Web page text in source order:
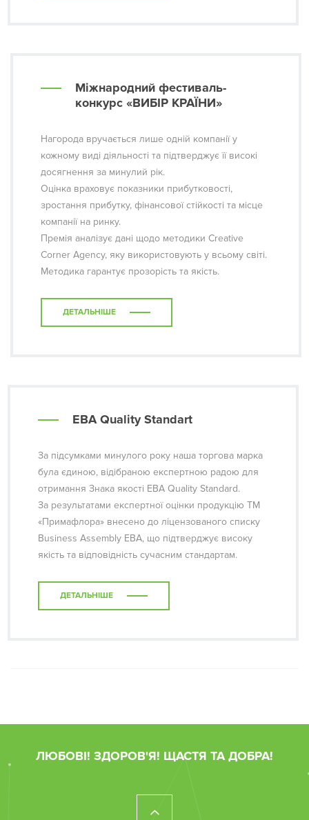
Міжнародний фестиваль-
конкурс «ВИБІР КРАЇНИ»
Нагорода вручається лише одній компанії у
кожному виді діяльності та підтверджує її високі
досягнення за минулий рік.
Оцінка враховує показники прибутковості,
зростання прибутку, фінансової стійкості та місце
компанії на ринку.
Премія аналізує дані щодо методики Creative
Corner Agency, яку використовують у всьому світі.
Методика гарантує прозорість та якість.
ДЕТАЛЬНІШЕ
EBA Quality Standart
За підсумками минулого року наша торгова марка
була єдиною, відібраною експертною радою для
отримання Знака якості EBA Quality Standard.
За результатами експертної оцінки продукцію ТМ
«Примафлора» внесено до ліцензованого списку
Business Assembly EBA, що підтверджує високу
якість та відповідність сучасним стандартам.
ДЕТАЛЬНІШЕ
ЛЮБОВІ! ЗДОРОВ'Я! ЩАСТЯ ТА ДОБРА!